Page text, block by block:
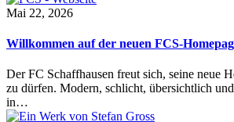
Mai 22, 2026
Willkommen auf der neuen FCS-
Der FC Schaffhausen freut sich, seine neue
zu dürfen. Modern, schlicht, übersichtlich
in…